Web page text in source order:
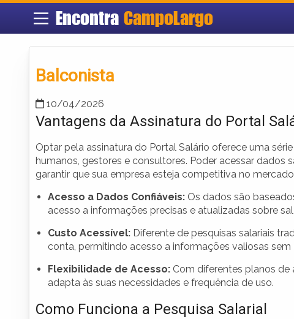
Encontra CampoLargo
Balconista
10/04/2026
Vantagens da Assinatura do Portal
Optar pela assinatura do Portal Salário oferece uma
humanos, gestores e consultores. Poder acessar dados
garantir que sua empresa esteja competitiva no
Acesso a Dados Confiáveis: Os dados são
acesso a informações precisas e atualizadas sobre
Custo Acessível: Diferente de pesquisas salariais
conta, permitindo acesso a informações valiosas
Flexibilidade de Acesso: Com diferentes planos de
adapta às suas necessidades e frequência de uso.
Como Funciona a Pesquisa Salarial